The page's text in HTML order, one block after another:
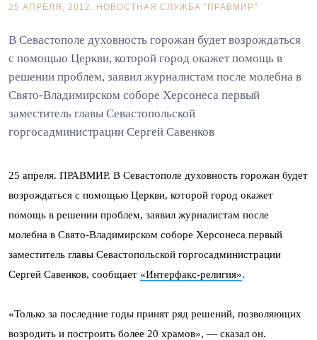
25 АПРЕЛЯ, 2012. НОВОСТНАЯ СЛУЖБА "ПРАВМИР"
В Севастополе духовность горожан будет возрождаться
с помощью Церкви, которой город окажет помощь в
решении проблем, заявил журналистам после молебна в
Свято-Владимирском соборе Херсонеса первый
заместитель главы Севастопольской
горгосадминистрации Сергей Савенков
25 апреля. ПРАВМИР. В Севастополе духовность горожан будет
возрождаться с помощью Церкви, которой город окажет
помощь в решении проблем, заявил журналистам после
молебна в Свято-Владимирском соборе Херсонеса первый
заместитель главы Севастопольской горгосадминистрации
Сергей Савенков, сообщает «Интерфакс-религия».
«Только за последние годы принят ряд решений, позволяющих
возродить и построить более 20 храмов», — сказал он.